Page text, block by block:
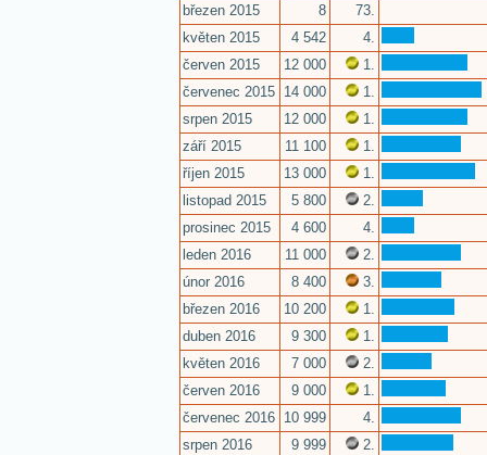
březen 2015
8
73.
květen 2015
4 542
4.
červen 2015
12 000
1.
červenec 2015 14 000
1.
srpen 2015
12 000
1.
září 2015
11 100
1.
říjen 2015
13 000
1.
listopad 2015
5 800
2.
prosinec 2015
4 600
4.
leden 2016
11 000
2.
únor 2016
8 400
3.
březen 2016
10 200
1.
duben 2016
9 300
1.
květen 2016
7 000
2.
červen 2016
9 000
1.
červenec 2016 10 999
4.
srpen 2016
9 999
2.